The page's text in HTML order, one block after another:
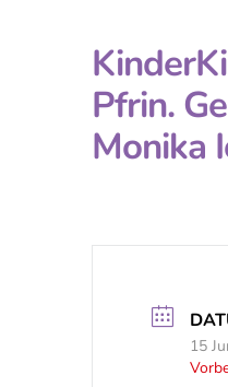
Pfrin.
Monika
15